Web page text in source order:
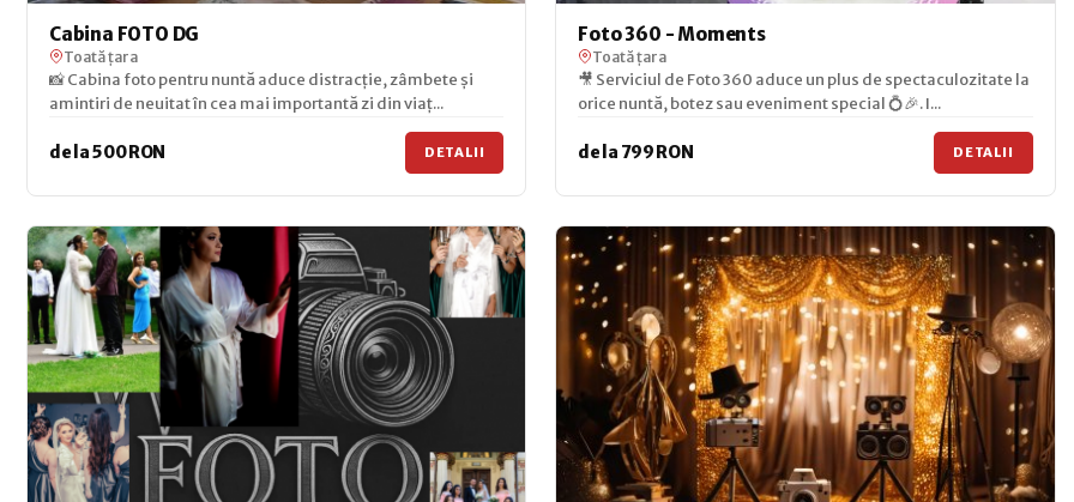
Cabina FOTO DG
Toată țara
📸 Cabina foto pentru nuntă aduce distracție, zâmbete și
amintiri de neuitat în cea mai importantă zi din viaț...
de la 500 RON DETALII
Foto 360 - Moments
Toată țara
🎥 Serviciul de Foto 360 aduce un plus de spectaculozitate la
orice nuntă, botez sau eveniment special 💍🎉. I...
de la 799 RON DETALII